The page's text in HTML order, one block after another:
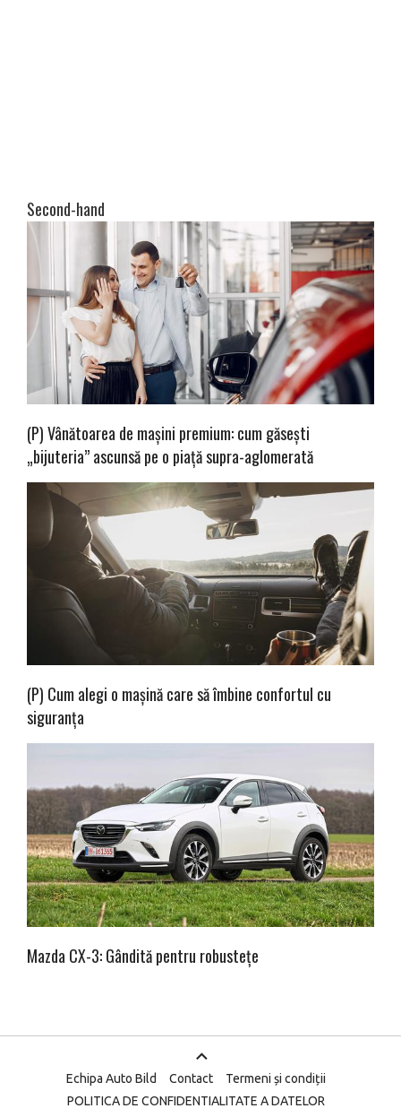
Second-hand
(P) Vânătoarea de mașini premium: cum găsești
„bijuteria” ascunsă pe o piață supra-aglomerată
(P) Cum alegi o mașină care să îmbine confortul cu
siguranța
Mazda CX-3: Gândită pentru robustețe
Echipa Auto Bild Contact
Termeni și condiții
POLITICA DE CONFIDENTIALITATE A DATELOR